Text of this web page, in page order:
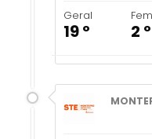
Geral
19 º 2 º